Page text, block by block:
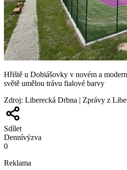
Hřiště u Dobiášovky v novém a
světě umělou trávu fialové barvy
Zdroj: Liberecká Drbna | Zprávy z
Sdílet
Dennívýzva
0
Reklama